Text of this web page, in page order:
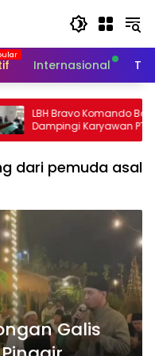
Internasional
Raya
ACL dalam
Kabupaten
dari pemuda asal
Galis